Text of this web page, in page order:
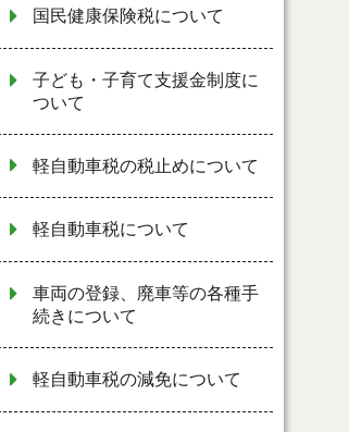
国民健康保険税について
子ども・子育て支援金制度に
ついて
軽自動車税の税止めについて
軽自動車税について
車両の登録、廃車等の各種手
続きについて
軽自動車税の減免について